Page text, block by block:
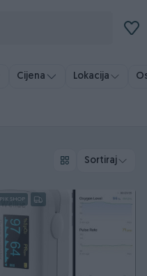
Cijena Lokacija
Sortiraj
PIK SHOP